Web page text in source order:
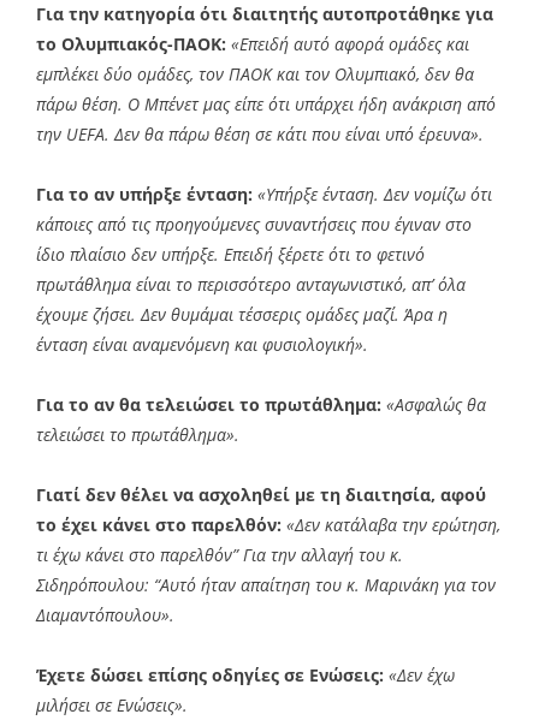
Για την κατηγορία ότι διαιτητής αυτοπροτάθηκε για
το Ολυμπιακός-ΠΑΟΚ: «Επειδή αυτό αφορά ομάδες και
εμπλέκει δύο ομάδες, τον ΠΑΟΚ και τον Ολυμπιακό, δεν θα
πάρω θέση. Ο Μπένετ μας είπε ότι υπάρχει ήδη ανάκριση από
την UEFA. Δεν θα πάρω θέση σε κάτι που είναι υπό έρευνα».
Για το αν υπήρξε ένταση: «Υπήρξε ένταση. Δεν νομίζω ότι
κάποιες από τις προηγούμενες συναντήσεις που έγιναν στο
ίδιο πλαίσιο δεν υπήρξε. Επειδή ξέρετε ότι το φετινό
πρωτάθλημα είναι το περισσότερο ανταγωνιστικό, απ’ όλα
έχουμε ζήσει. Δεν θυμάμαι τέσσερις ομάδες μαζί. Άρα η
ένταση είναι αναμενόμενη και φυσιολογική».
Για το αν θα τελειώσει το πρωτάθλημα: «Ασφαλώς θα
τελειώσει το πρωτάθλημα».
Γιατί δεν θέλει να ασχοληθεί με τη διαιτησία, αφού
το έχει κάνει στο παρελθόν: «Δεν κατάλαβα την ερώτηση,
τι έχω κάνει στο παρελθόν” Για την αλλαγή του κ.
Σιδηρόπουλου: “Αυτό ήταν απαίτηση του κ. Μαρινάκη για τον
Διαμαντόπουλου».
Έχετε δώσει επίσης οδηγίες σε Ενώσεις: «Δεν έχω
μιλήσει σε Ενώσεις».